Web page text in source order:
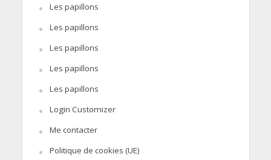
Les papillons
Les papillons
Les papillons
Les papillons
Les papillons
Login Customizer
Me contacter
Politique de cookies (UE)